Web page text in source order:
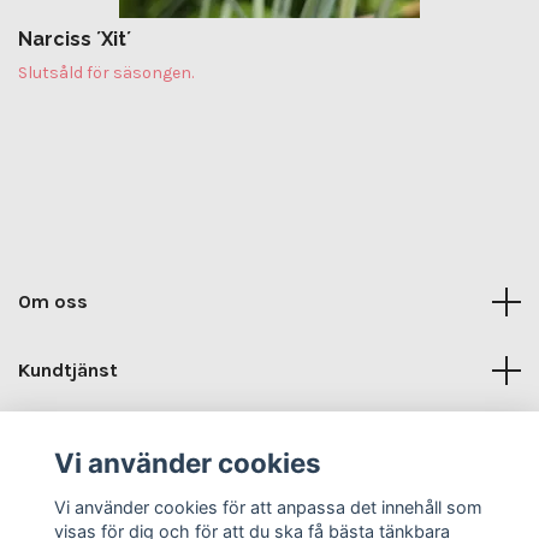
Narciss ´Xit´
Slutsåld för säsongen.
Om oss
Kundtjänst
Sociala medier
Vi använder cookies
Vi använder cookies för att anpassa det innehåll som
visas för dig och för att du ska få bästa tänkbara